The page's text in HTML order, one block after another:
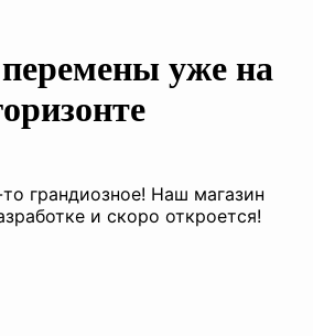
уже на
грандиозное! Наш магазин
и скоро откроется!